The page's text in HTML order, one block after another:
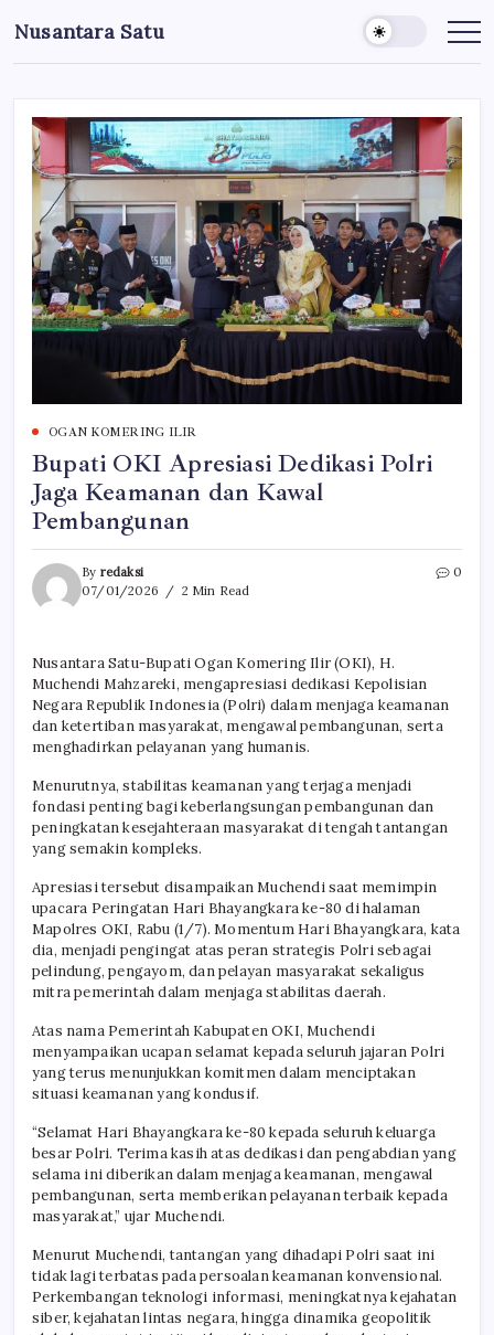
to
content
Nusantara Satu
Berita
Nusantara
OGAN KOMERING ILIR
Bupati OKI Apresiasi Dedikasi Polri
Jaga Keamanan dan Kawal
Pembangunan
By redaksi
07/01/2026
2 Min Read
0
Nusantara Satu-Bupati Ogan Komering Ilir (OKI), H.
Muchendi Mahzareki, mengapresiasi dedikasi Kepolisian
Negara Republik Indonesia (Polri) dalam menjaga keamanan
dan ketertiban masyarakat, mengawal pembangunan, serta
menghadirkan pelayanan yang humanis.
Menurutnya, stabilitas keamanan yang terjaga menjadi
fondasi penting bagi keberlangsungan pembangunan dan
peningkatan kesejahteraan masyarakat di tengah tantangan
yang semakin kompleks.
Apresiasi tersebut disampaikan Muchendi saat memimpin
upacara Peringatan Hari Bhayangkara ke-80 di halaman
Mapolres OKI, Rabu (1/7). Momentum Hari Bhayangkara, kata
dia, menjadi pengingat atas peran strategis Polri sebagai
pelindung, pengayom, dan pelayan masyarakat sekaligus
mitra pemerintah dalam menjaga stabilitas daerah.
Atas nama Pemerintah Kabupaten OKI, Muchendi
menyampaikan ucapan selamat kepada seluruh jajaran Polri
yang terus menunjukkan komitmen dalam menciptakan
situasi keamanan yang kondusif.
“Selamat Hari Bhayangkara ke-80 kepada seluruh keluarga
besar Polri. Terima kasih atas dedikasi dan pengabdian yang
selama ini diberikan dalam menjaga keamanan, mengawal
pembangunan, serta memberikan pelayanan terbaik kepada
masyarakat,” ujar Muchendi.
Menurut Muchendi, tantangan yang dihadapi Polri saat ini
tidak lagi terbatas pada persoalan keamanan konvensional.
Perkembangan teknologi informasi, meningkatnya kejahatan
siber, kejahatan lintas negara, hingga dinamika geopolitik